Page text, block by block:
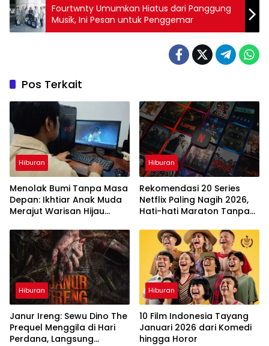
Fourtwnty Umumkan Hiatus dari Panggung
Musik, Ini Pesan untuk Penggemar
Pos Terkait
Hiburan
Menolak Bumi Tanpa Masa
Depan: Ikhtiar Anak Muda
Merajut Warisan Hijau
Hiburan
Rekomendasi 20 Series
Netflix Paling Nagih 2026,
Hati-hati Maraton Tanpa
Hiburan
Janur Ireng: Sewu Dino The
Prequel Menggila di Hari
Perdana, Langsung
Hiburan
10 Film Indonesia Tayang
Januari 2026 dari Komedi
hingga Horor